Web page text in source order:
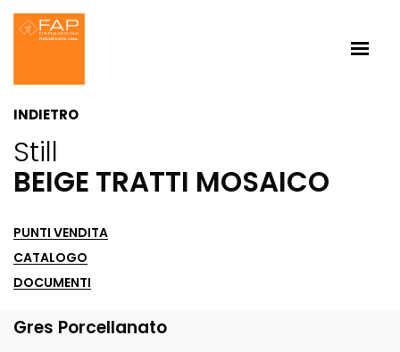
INDIETRO
Still
BEIGE TRATTI MOSAICO
PUNTI VENDITA
CATALOGO
DOCUMENTI
Gres Porcellanato